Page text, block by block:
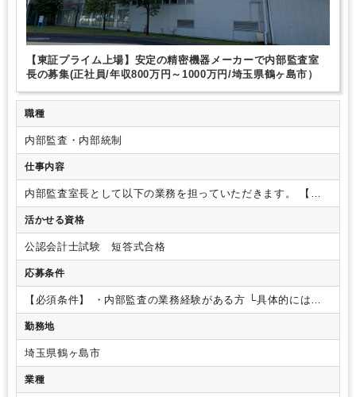
【東証プライム上場】安定の精密機器メーカーで内部監査室
長の募集(正社員/年収800万円～1000万円/埼玉県鶴ヶ島市）
職種
内部監査・内部統制
仕事内容
内部監査室長として以下の業務を担っていただきます。
【具
体的な業務内容】・内部監査（業務監査）及びJSOX対応（全
体管理及び監査）
しての業務改善指導） ・海外出張あり（海外子会社往査／物
理訪問）
定 ※内部監査業務に一部中国語が必要ですが、他の内部監査
メンバーが日中バイリンガルのため、内部監査室長に中国語は
必須ではありません。 【ポイント】・現内部監査室長が2024
年3月末に退職予定となっており、今回は欠員補充のための募
集です。・内部監査管掌役員（経理財務部長）が当社での内
部監査経験があり、現内部監査室長退職後も引継ぎや指導が可
能ですので、ご安心ください。
活かせる資格
公認会計士試験 短答式合格
応募条件
【必須条件】 ・内部監査の業務経験がある方 └具体的には、
①事業会社（上場企業）での内部監査部門、経理部門、経営管
理部門
件】・会計、経理知見をお持ちの方
ミュニケーション（読む、書く、話す、聞く）が可能な方
内部監査関係の資格をお持ちの方・公認内部監査人、公認情
勤務地
埼玉県鶴ヶ島市
業種